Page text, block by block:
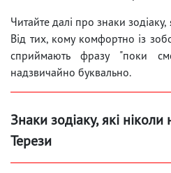
Читайте далі про знаки
Від тих, кому комфортно із
сприймають фразу "поки
надзвичайно буквально.
Знаки зодіаку, які
Терези